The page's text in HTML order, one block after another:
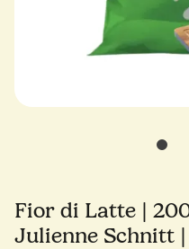
Fior di Latte |
Julienne Schnitt